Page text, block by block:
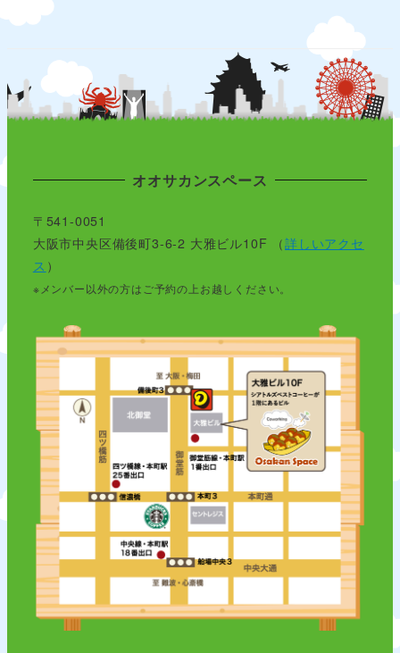
オオサカンスペース
〒541-0051
大阪市中央区備後町3-6-2 大雅ビル10F （詳しいアクセ
ス ）
※メンバー以外の方はご予約の上お越しください。